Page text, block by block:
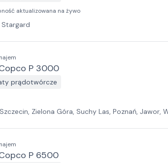
aktualizowana na żywo
Stargard
P 3000
prądotwórcze
Szczecin, Zielona Góra, Suchy Las, Poznań, Jawor,
P 6500